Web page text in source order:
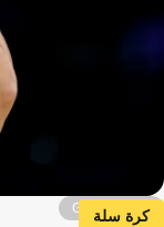
Getty Images
كرة سلة